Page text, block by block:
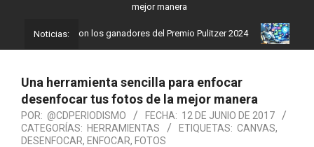
mejor manera
Noticias:
Estos son los ganadores del Premio Pulitzer 2024
Una herramienta sencilla para enfocar
desenfocar tus fotos de la mejor manera
POR: @CDPERIODISMO FECHA: 12 DE JUNIO DE 2017
CATEGORÍAS: HERRAMIENTAS ETIQUETAS: CANVAS,
DESENFOCAR, ENFOCAR, FOTOS